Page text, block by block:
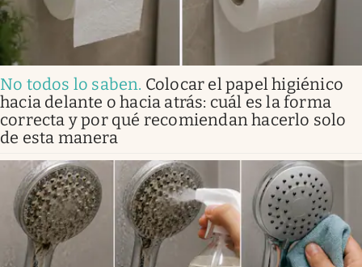
No todos lo saben. Colocar el papel higiénico
hacia delante o hacia atrás: cuál es la forma
correcta y por qué recomiendan hacerlo solo
de esta manera